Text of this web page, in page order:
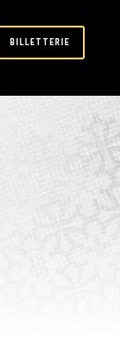
BILLETTERIE